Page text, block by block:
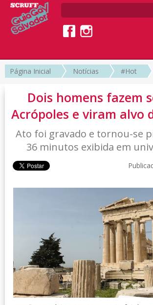
Página Inicial Notícias #Hot
Dois homens fazem
Acrópoles e viram alvo
Ato foi gravado e tornou-se
36 minutos exibida em